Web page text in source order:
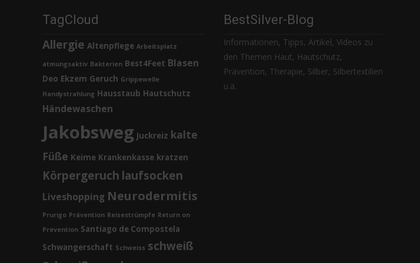
TagCloud
Allergie Altenpflege Arbeitsplatz
atmungsaktiv Bakterien Best4Feet Blasen
Deo Ekzem Geruch Grippewelle
Handystrahlung Hausstaub Hautschutz
Händewaschen
Jakobsweg Juckreiz kalte
Füße Keime Krankenkasse kratzen
Körpergeruch laufsocken
Liveshopping Neurodermitis
Prurigo Prävention Reisestrümpfe Return on
Prevention Santiago de Compostela
Schwangerschaft Schweiss schweiß
BestSilver-Blog
Informationen, Tipps, Artikel, Videos zu
den Themen Haut, Hautschutz,
Prävention, Therapie, Silber, Silbertextilien
u.ä.